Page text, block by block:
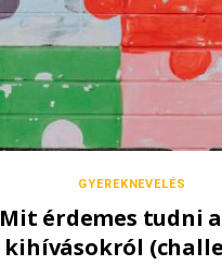
GYEREKNEVELÉS
Mit érdemes tudni
kihívásokról